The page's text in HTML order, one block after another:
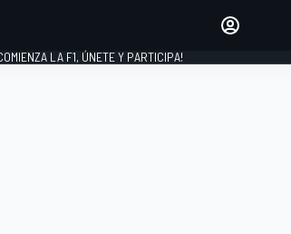
LA F1, ÚNETE Y PARTICIPA!